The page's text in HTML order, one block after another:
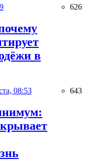
626
в
08:53 643